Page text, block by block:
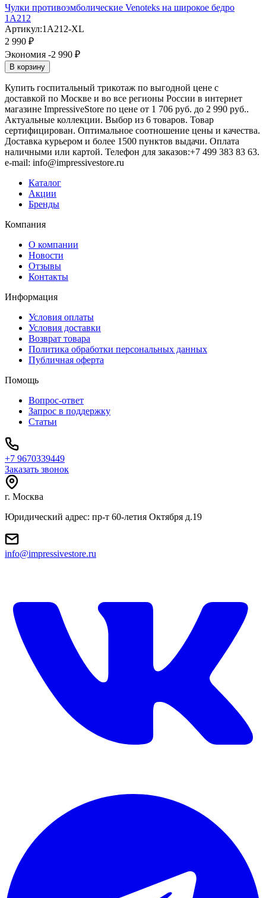
Чулки противоэмболические Venoteks на широкое бедро
1A212
Артикул:1A212-XL
2 990 ₽
Экономия -2 990 ₽
В корзину
Купить госпитальный трикотаж по выгодной цене с
доставкой по Москве и во все регионы России в интернет
магазине ImpressiveStore по цене от 1 706 руб. до 2 990 руб..
Актуальные коллекции. Выбор из 6 товаров. Товар
сертифицирован. Оптимальное соотношение цены и качества.
Доставка курьером и более 1500 пунктов выдачи. Оплата
наличными или картой. Телефон для заказов:+7 499 383 83 63.
e-mail: info@impressivestore.ru
Каталог
Акции
Бренды
Компания
О компании
Новости
Отзывы
Контакты
Информация
Условия оплаты
Условия доставки
Возврат товара
Политика обработки персональных данных
Публичная оферта
Помощь
Вопрос-ответ
Запрос в поддержку
Статьи
+7 9670339449
Заказать звонок
г. Москва
Юридический адрес: пр-т 60-летия Октября д.19
info@impressivestore.ru